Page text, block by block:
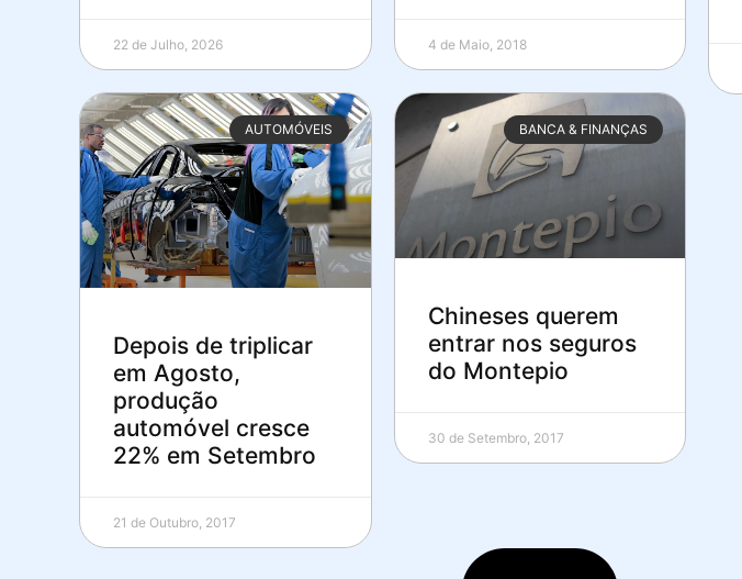
22 de Julho, 2026 4 de Maio, 2018
AUTOMÓVEIS
Depois de triplicar
em Agosto,
produção
automóvel cresce
22% em Setembro
21 de Outubro, 2017
BANCA & FINANÇAS
Chineses querem
entrar nos seguros
do Montepio
30 de Setembro, 2017